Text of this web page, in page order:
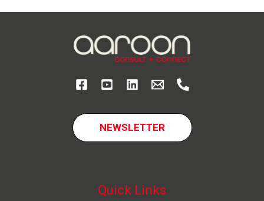
NEWSLETTER
Quick Links